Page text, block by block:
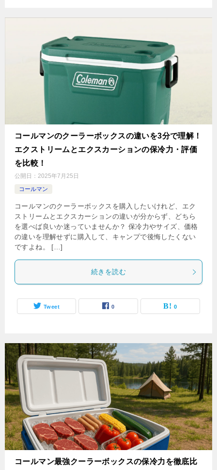
コールマンのクーラーボックスの違いを3分で理解！
エクストリームとエクスカーションの保冷力・評価
を比較！
公開日： 2025年7月25日
コールマン
コールマンのクーラーボックスを購入したいけれど、エク
ストリームとエクスカーションの違いが分からず、どちら
を選べば良いか迷っていませんか？ 保冷力やサイズ、価格
の違いを理解せずに購入して、キャンプで後悔したくない
ですよね。 […]
続きを読む
Tweet 0 0
コールマン最強クーラーボックスの保冷力を徹底比